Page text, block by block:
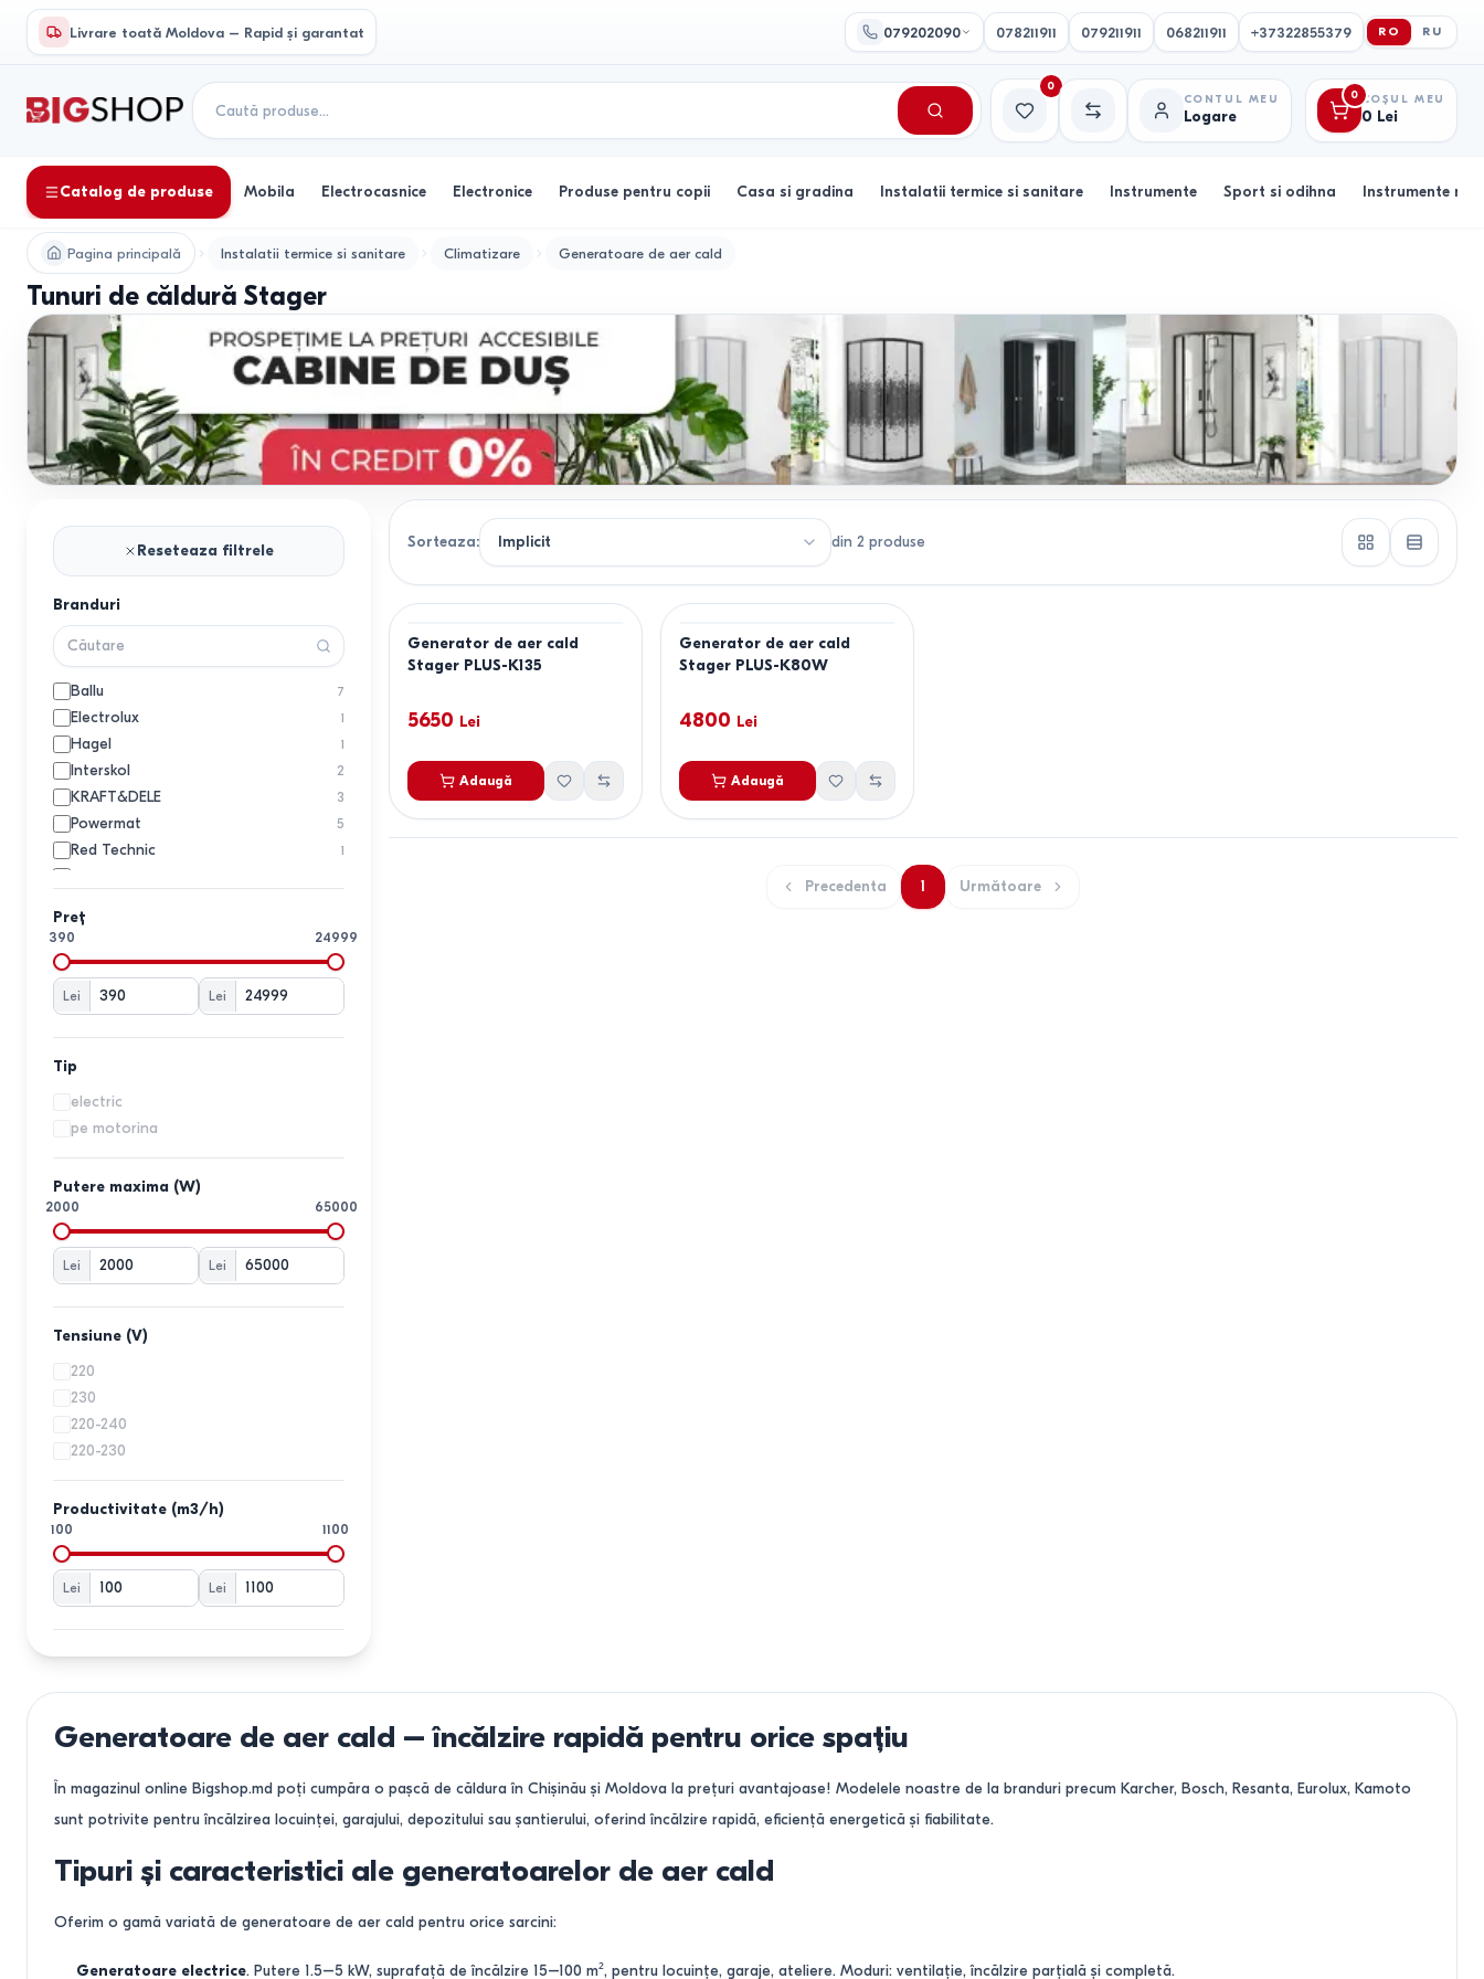
Livrare toată Moldova – Rapid și garantat 079202090 078211911 079211911 068211911 +37322855379 RO RU
Favorite
0
Comparație
CONTUL MEU
Logare
0 COȘUL MEU
0 Lei
Catalog de produse Mobila Electrocasnice Electronice Produse pentru copii Casa si gradina Instalatii termice si sanitare Instrumente Sport si odihna Instrumente
Pagina principală Instalatii termice si sanitare Climatizare Generatoare de aer cald
Tunuri de căldură Stager
Reseteaza filtrele
Branduri
Ballu 7
Electrolux 1
Hagel 1
Interskol 2
KRAFT&DELE 3
Powermat 5
Red Technic 1
Start Pro 1
TECHNOWORKER 5
Trotec 4
TROTEC 2
Wadfow 1
YAMAMOTO
Preț
390 24999
Lei Lei
Tip
electric
pe motorina
Putere maxima (W)
2000 65000
Lei Lei
Tensiune (V)
220
230
220-240
220-230
Productivitate (m3/h)
100 1100
Lei Lei
Sorteaza: din 2 produse
Generator de aer cald
Stager PLUS-K135
5650 Lei
Adaugă
Generator de aer cald
Stager PLUS-K80W
4800 Lei
Adaugă
Precedenta 1 Următoare
Generatoare de aer cald – încălzire rapidă pentru orice spațiu
În magazinul online Bigshop.md poți cumpăra o pașcă de căldura în Chișinău și Moldova la prețuri avantajoase! Modelele noastre de la branduri precum Karcher, Bosch, Resanta, Eurolux, Kamoto
sunt potrivite pentru încălzirea locuinței, garajului, depozitului sau șantierului, oferind încălzire rapidă, eficiență energetică și fiabilitate.
Tipuri și caracteristici ale generatoarelor de aer cald
Oferim o gamă variată de generatoare de aer cald pentru orice sarcini:
Generatoare electrice. Putere 1.5–5 kW, suprafață de încălzire 15–100 m², pentru locuințe, garaje, ateliere. Moduri: ventilație, încălzire parțială și completă.